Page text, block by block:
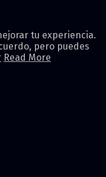
tu experiencia.
pero puedes
Read More